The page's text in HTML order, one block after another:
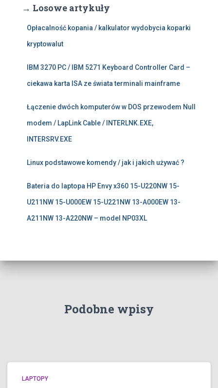
→ Losowe artykuły
Opłacalność kopania / kalkulator wydobycia koparki
kryptowalut
IBM 3270 PC / IBM 5271 Keyboard Controller Card –
ciekawa karta ISA ze świata terminali mainframe
Łączenie dwóch komputerów w DOS przewodem Null
modem / LapLink Cable / INTERLNK.EXE,
INTERSRV.EXE
Linux podstawowe komendy / jak i jakich używać ?
Bateria do laptopa HP Envy x360 15-U220NW 15-
U211NW 15-U000EW 15-U221NW 13-A000EW 13-
A211NW 13-A220NW – model NP03XL
Podobne wpisy
LAPTOPY